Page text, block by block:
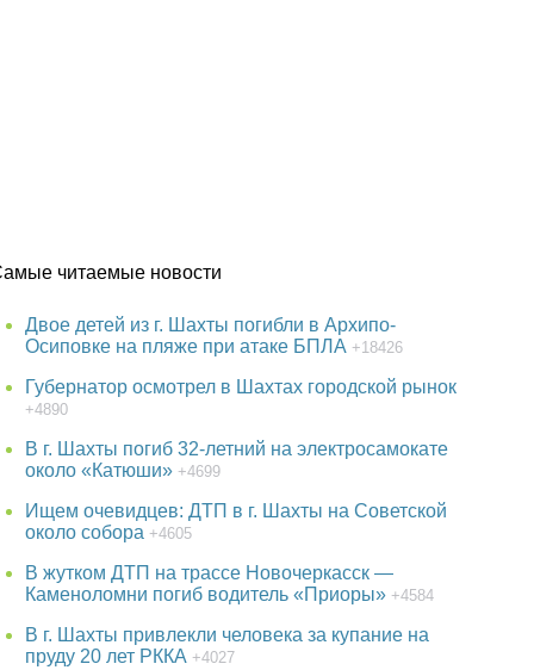
читаемые новости
Двое детей из г. Шахты погибли в Архипо-
Осиповке на пляже при атаке БПЛА +18426
Губернатор осмотрел в Шахтах городской рынок
+4890
В г. Шахты погиб 32-летний на электросамокате
около «Катюши» +4699
Ищем очевидцев: ДТП в г. Шахты на Советской
около собора +4605
В жутком ДТП на трассе Новочеркасск —
Каменоломни погиб водитель «Приоры» +4584
В г. Шахты привлекли человека за купание на
пруду 20 лет РККА +4027